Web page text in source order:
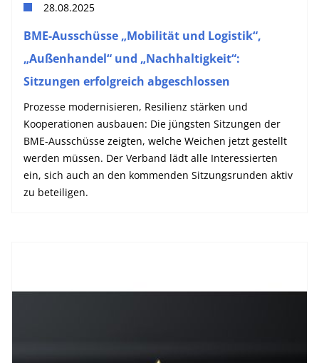
28.08.2025
BME-Ausschüsse „Mobilität und Logistik“,
„Außenhandel“ und „Nachhaltigkeit“:
Sitzungen erfolgreich abgeschlossen
Prozesse modernisieren, Resilienz stärken und
Kooperationen ausbauen: Die jüngsten Sitzungen der
BME-Ausschüsse zeigten, welche Weichen jetzt gestellt
werden müssen. Der Verband lädt alle Interessierten
ein, sich auch an den kommenden Sitzungsrunden aktiv
zu beteiligen.